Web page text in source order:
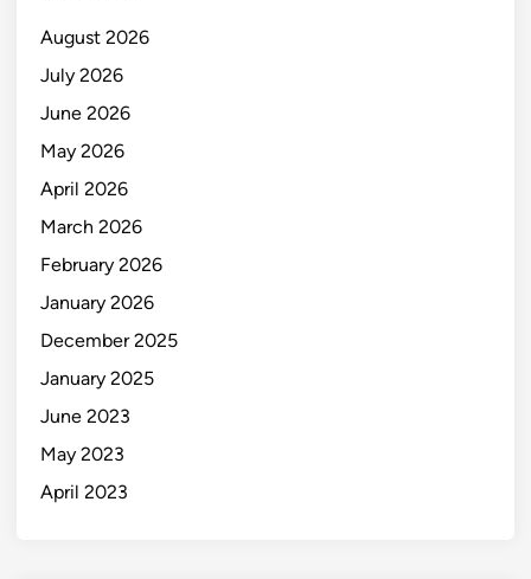
August 2026
July 2026
June 2026
May 2026
April 2026
March 2026
February 2026
January 2026
December 2025
January 2025
June 2023
May 2023
April 2023